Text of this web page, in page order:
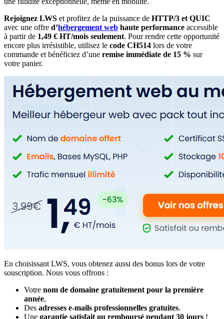
Rejoignez LWS et profitez de la puissance de HTTP/3 et QUIC
avec une offre d’hébergement web haute performance accessible
à partir de 1,49 € HT/mois seulement. Pour rendre cette opportunité
encore plus irrésistible, utilisez le code CH514 lors de votre
commande et bénéficiez d’une remise immédiate de 15 % sur
votre panier.
En choisissant LWS, vous obtenez aussi des bonus lors de votre
souscription. Nous vous offrons :
Votre nom de domaine gratuitement pour la première
année,
Des adresses e-mails professionnelles gratuites.
Une garantie satisfait ou remboursé pendant 30 jours !